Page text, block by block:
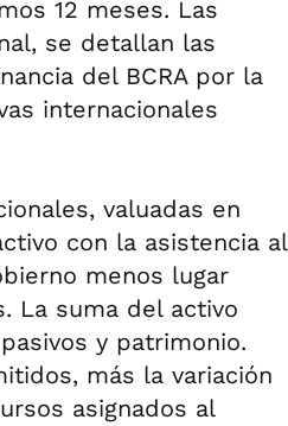
12 meses. Las
se detallan las
del BCRA por la
internacionales
valuadas en
con la asistencia al
menos lugar
La suma del activo
y patrimonio.
más la variación
asignados al